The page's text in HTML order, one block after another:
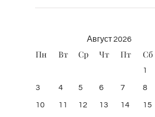
Август 2026
Пн Вт Ср Чт Пт Сб
1
3 4 5 6 7 8
10 11 12 13 14 15